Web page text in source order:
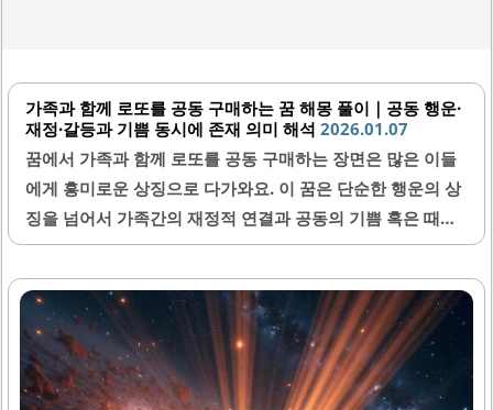
가족과 함께 로또를 공동 구매하는 꿈 해몽 풀이｜공동 행운·
재정·갈등과 기쁨 동시에 존재 의미 해석 2026.01.07
꿈에서 가족과 함께 로또를 공동 구매하는 장면은 많은 이들
에게 흥미로운 상징으로 다가와요. 이 꿈은 단순한 행운의 상
징을 넘어서 가족간의 재정적 연결과 공동의 기쁨 혹은 때로
는 갈등을 암시할 수 있어 해몽에 깊이를 더합니다. 오늘은 가
족과 로또 공동 구매 꿈 해몽에 담긴 다양한 의미를 함께 살펴
보면서, 그 안에 숨겨진 심리적, 현실적 메시지들을 구체적으
로 풀어보려고 해요.1. 가족과 로또 공동 구매 꿈의 기본 의미
꿈에서 가족과 함께 로또를 공동 구매하는 모습은 보통 공동
운과 재정에 관한 상징이에요. 이는 가족간에 경제적 지원이